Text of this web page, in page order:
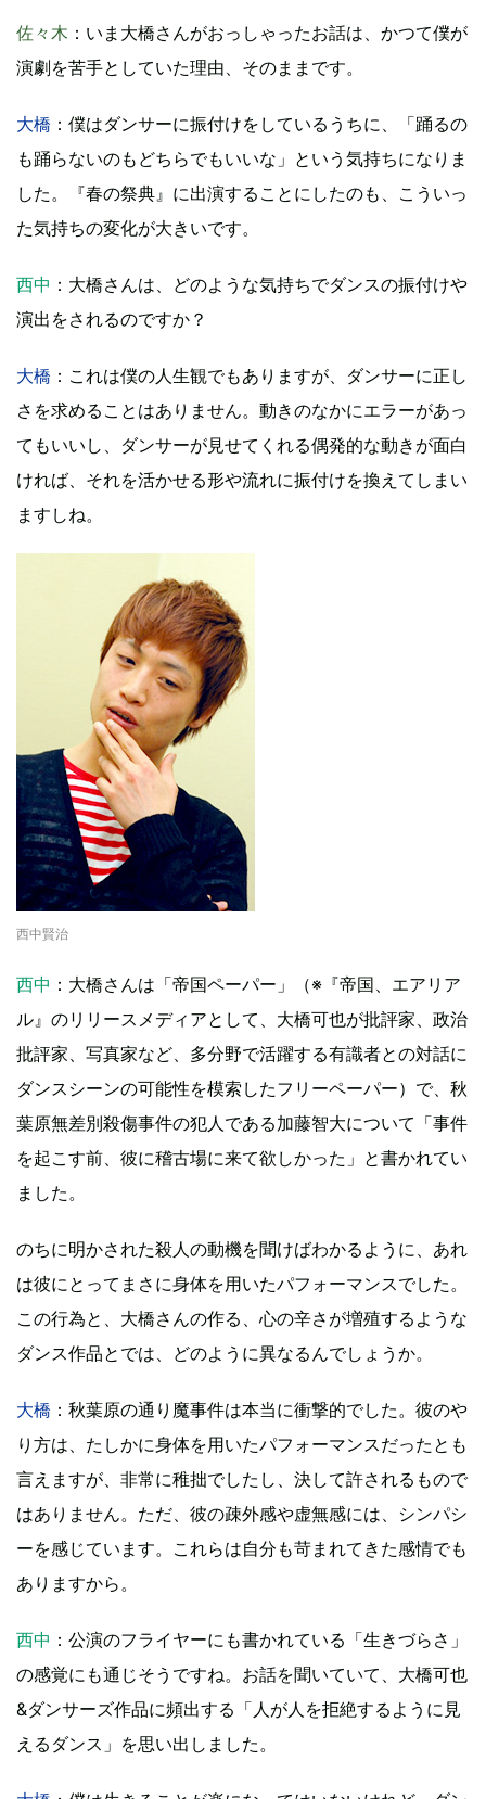
佐々木 ：いま大橋さんがおっしゃったお話は、かつて僕が
演劇を苦手としていた理由、そのままです。
大橋 ：僕はダンサーに振付けをしているうちに、「踊るの
も踊らないのもどちらでもいいな」という気持ちになりま
した。『春の祭典』に出演することにしたのも、こういっ
た気持ちの変化が大きいです。
西中 ：大橋さんは、どのような気持ちでダンスの振付けや
演出をされるのですか？
大橋 ：これは僕の人生観でもありますが、ダンサーに正し
さを求めることはありません。動きのなかにエラーがあっ
てもいいし、ダンサーが見せてくれる偶発的な動きが面白
ければ、それを活かせる形や流れに振付けを換えてしまい
ますしね。
西中賢治
西中 ：大橋さんは「帝国ペーパー」（※『帝国、エアリア
ル』のリリースメディアとして、大橋可也が批評家、政治
批評家、写真家など、多分野で活躍する有識者との対話に
ダンスシーンの可能性を模索したフリーペーパー）で、秋
葉原無差別殺傷事件の犯人である加藤智大について「事件
を起こす前、彼に稽古場に来て欲しかった」と書かれてい
ました。
のちに明かされた殺人の動機を聞けばわかるように、あれ
は彼にとってまさに身体を用いたパフォーマンスでした。
この行為と、大橋さんの作る、心の辛さが増殖するような
ダンス作品とでは、どのように異なるんでしょうか。
大橋 ：秋葉原の通り魔事件は本当に衝撃的でした。彼のや
り方は、たしかに身体を用いたパフォーマンスだったとも
言えますが、非常に稚拙でしたし、決して許されるもので
はありません。ただ、彼の疎外感や虚無感には、シンパシ
ーを感じています。これらは自分も苛まれてきた感情でも
ありますから。
西中 ：公演のフライヤーにも書かれている「生きづらさ」
の感覚にも通じそうですね。お話を聞いていて、大橋可也
&ダンサーズ作品に頻出する「人が人を拒絶するように見
えるダンス」を思い出しました。